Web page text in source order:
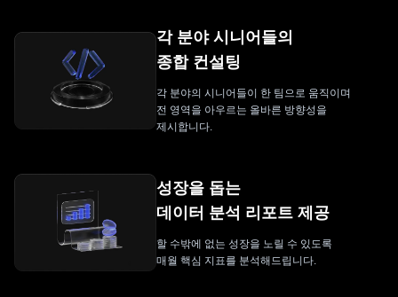
각 분야 시니어들의
종합 컨설팅
각 분야의 시니어들이 한 팀으로 움직이며
전 영역을 아우르는 올바른 방향성을
제시합니다.
성장을 돕는
데이터 분석 리포트 제공
할 수밖에 없는 성장을 노릴 수 있도록
매월 핵심 지표를 분석해드립니다.